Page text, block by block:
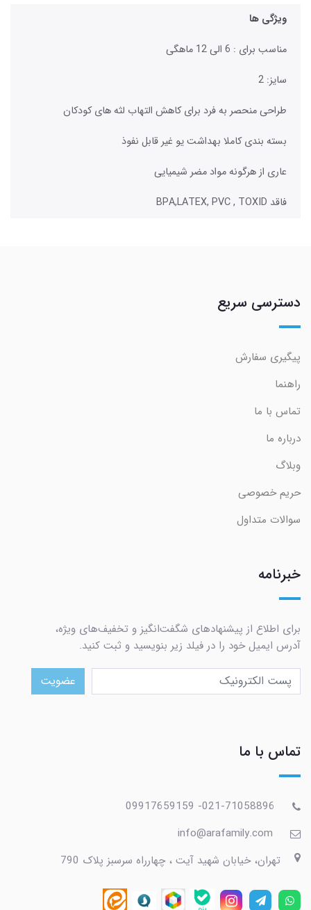
ویژگی ها
مناسب برای : 6 الی 12 ماهگی
سایز: 2
طراحی منحصر به فرد برای کاهش التهاب لثه های کودکان
بسته بندی کاملا بهداشت یو غیر قابل نفوذ
عاری از هرگونه مواد مضر شیمیایی
فاقد BPA,LATEX, PVC , TOXID
دسترسی سریع
پیگیری سفارش
راهنما
تماس با ما
درباره ما
وبلاگ
حریم خصوصی
سوالات متداول
خبرنامه
برای اطلاع از پیشنهادهای شگفت‌انگیز و تخفیف‌های ویژه،
آدرس ایمیل خود را در فیلد زیر بنویسید و ثبت کنید.
عضویت
تماس با ما
تهران، خیابان شهید آیت ، چهارراه سرسبز پلاک 790